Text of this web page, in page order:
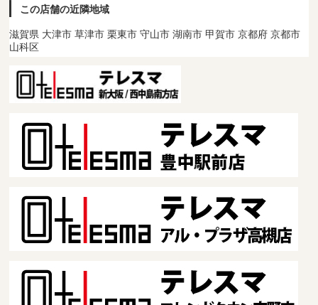
この店舗の近隣地域
滋賀県 大津市 草津市 栗東市 守山市 湖南市 甲賀市 京都府 京都市
山科区